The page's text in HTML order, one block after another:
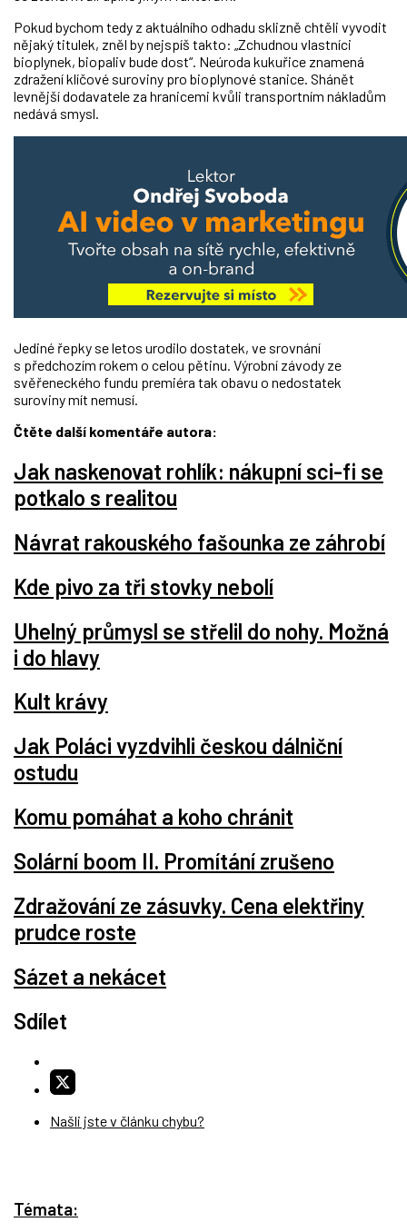
Pokud bychom tedy z aktuálního odhadu sklizně chtěli vyvodit
nějaký titulek, zněl by nejspíš takto: „Zchudnou vlastníci
bioplynek, biopaliv bude dost“. Neúroda kukuřice znamená
zdražení klíčové suroviny pro bioplynové stanice. Shánět
levnější dodavatele za hranicemi kvůli transportním nákladům
nedává smysl.
Jediné řepky se letos urodilo dostatek, ve srovnání
s předchozím rokem o celou pětinu. Výrobní závody ze
svěřeneckého fundu premiéra tak obavu o nedostatek
suroviny mít nemusí.
Čtěte další komentáře autora:
Jak naskenovat rohlík: nákupní sci-fi se
potkalo s realitou
Návrat rakouského fašounka ze záhrobí
Kde pivo za tři stovky nebolí
Uhelný průmysl se střelil do nohy. Možná
i do hlavy
Kult krávy
Jak Poláci vyzdvihli českou dálniční
ostudu
Komu pomáhat a koho chránit
Solární boom II. Promítání zrušeno
Zdražování ze zásuvky. Cena elektřiny
prudce roste
Sázet a nekácet
Sdílet
Našli jste v článku chybu?
Témata: